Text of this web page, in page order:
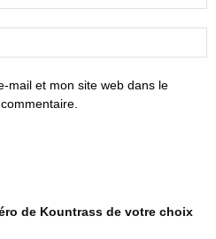
mail et mon site web dans le
de Kountrass de votre choix